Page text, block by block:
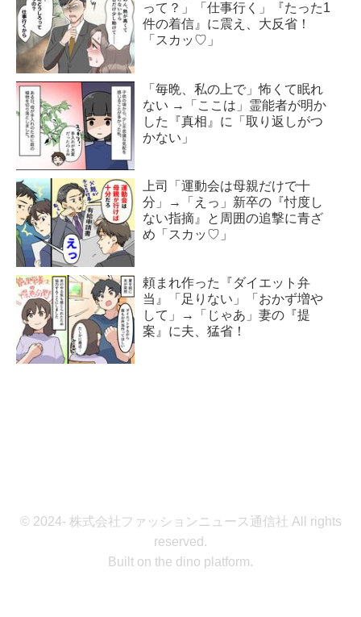
って？」「仕事行く」『たった1
件の着信』に震え、大反省！
「スカッ♡」
「毎晩、私の上で」怖くて眠れ
ない →「ここは」霊能者が明か
した『真相』に「取り返しがつ
かない」
上司「運動会は母親だけで十
分」→「えっ」新卒の『忖度し
ない指摘』と周囲の追撃に青ざ
め「スカッ♡」
頼まれ作った『ダイエット弁
当』「足りない」「おかず増や
して」→「じゃあ」妻の『提
案』に夫、猛省！
© 2024- 株式会社ファッションニュース通信社 All rights
reserved.
Built on the dino platform.